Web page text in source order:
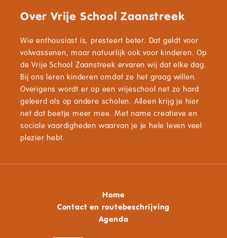
Over Vrije School Zaanstreek
Wie enthousiast is, presteert beter. Dat geldt voor
volwassenen, maar natuurlijk ook voor kinderen. Op
de Vrije School Zaanstreek ervaren wij dat elke dag.
Bij ons leren kinderen omdat ze het graag willen.
Overigens wordt er op een vrijeschool net zo hard
geleerd als op andere scholen. Alleen krijg je hier
net dat beetje meer mee. Met name creatieve en
sociale vaardigheden waarvan je je hele leven veel
plezier hebt.
Home
Contact en routebeschrijving
Agenda